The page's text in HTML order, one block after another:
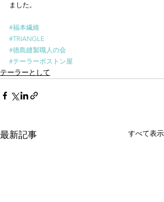
ました。
#福本繊維
#TRIANGLE
#徳島縫製職人の会
#テーラーボストン屋
テーラーとして
最新記事 すべて表示